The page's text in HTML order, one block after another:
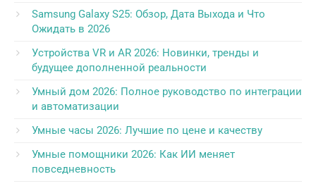
Samsung Galaxy S25: Обзор, Дата Выхода и Что
Ожидать в 2026
Устройства VR и AR 2026: Новинки, тренды и
будущее дополненной реальности
Умный дом 2026: Полное руководство по интеграции
и автоматизации
Умные часы 2026: Лучшие по цене и качеству
Умные помощники 2026: Как ИИ меняет
повседневность